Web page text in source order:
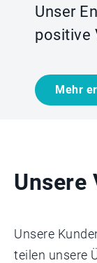
Unser
positive
Mehr
Unsere
Unsere
teilen unsere